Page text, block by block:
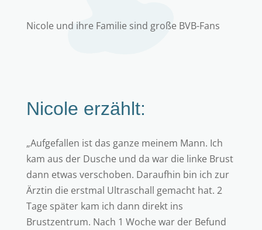
Nicole und ihre Familie sind große BVB-Fans
Nicole erzählt:
„Aufgefallen ist das ganze meinem Mann. Ich
kam aus der Dusche und da war die linke Brust
dann etwas verschoben. Daraufhin bin ich zur
Ärztin die erstmal Ultraschall gemacht hat. 2
Tage später kam ich dann direkt ins
Brustzentrum. Nach 1 Woche war der Befund